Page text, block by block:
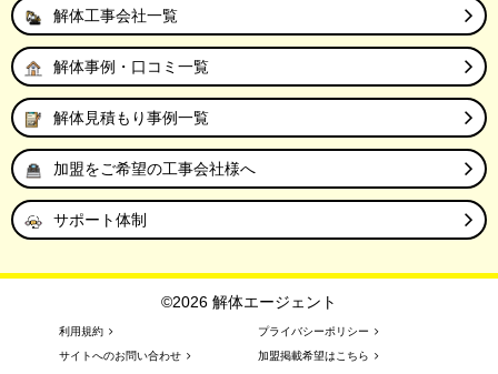
解体工事会社一覧
解体事例・口コミ一覧
解体見積もり事例一覧
加盟をご希望の工事会社様へ
サポート体制
©2026 解体エージェント
利用規約
プライバシーポリシー
サイトへのお問い合わせ
加盟掲載希望はこちら